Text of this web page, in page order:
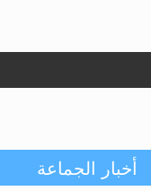
أخبار الجماعة